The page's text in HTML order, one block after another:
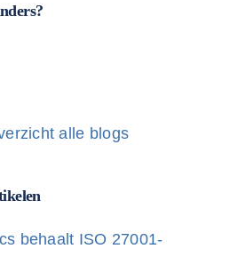
alle blogs
behaalt ISO 27001-